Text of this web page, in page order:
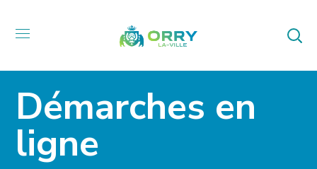
Démarches en
ligne